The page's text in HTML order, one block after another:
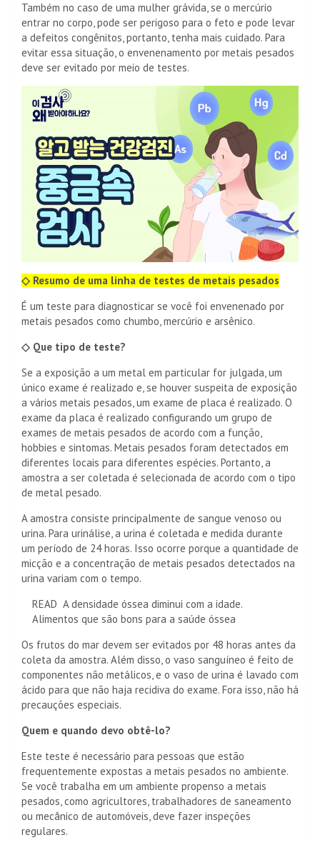
Também no caso de uma mulher grávida, se o mercúrio
entrar no corpo, pode ser perigoso para o feto e pode levar
a defeitos congênitos, portanto, tenha mais cuidado. Para
evitar essa situação, o envenenamento por metais pesados ​​
deve ser evitado por meio de testes.
◇ Resumo de uma linha de testes de metais pesados
É um teste para diagnosticar se você foi envenenado por
metais pesados ​​como chumbo, mercúrio e arsênico.
◇ Que tipo de teste?
Se a exposição a um metal em particular for julgada, um
único exame é realizado e, se houver suspeita de exposição
a vários metais pesados, um exame de placa é realizado. O
exame da placa é realizado configurando um grupo de
exames de metais pesados ​​de acordo com a função,
hobbies e sintomas. Metais pesados ​​foram detectados em
diferentes locais para diferentes espécies. Portanto, a
amostra a ser coletada é selecionada de acordo com o tipo
de metal pesado.
A amostra consiste principalmente de sangue venoso ou
urina. Para urinálise, a urina é coletada e medida durante
um período de 24 horas. Isso ocorre porque a quantidade de
micção e a concentração de metais pesados ​​detectados na
urina variam com o tempo.
READ A densidade óssea diminui com a idade.
Alimentos que são bons para a saúde óssea
Os frutos do mar devem ser evitados por 48 horas antes da
coleta da amostra. Além disso, o vaso sanguíneo é feito de
componentes não metálicos, e o vaso de urina é lavado com
ácido para que não haja recidiva do exame. Fora isso, não há
precauções especiais.
Quem e quando devo obtê-lo?
Este teste é necessário para pessoas que estão
frequentemente expostas a metais pesados ​​no ambiente.
Se você trabalha em um ambiente propenso a metais
pesados, como agricultores, trabalhadores de saneamento
ou mecânico de automóveis, deve fazer inspeções
regulares.